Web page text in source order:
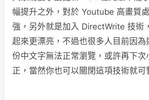
幅提升之外，對於 Youtube 高畫質
強，另外就是加入 DirectWrite 技術
起來更漂亮，不過也很多人目前因為
份中文字無法正常瀏覽，或許再下次
正，當然你也可以關閉這項技術就可